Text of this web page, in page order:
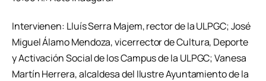
Intervienen: Lluís Serra Majem, rector de la ULPGC; José
Miguel Álamo Mendoza, vicerrector de Cultura, Deporte
y Activación Social de los Campus de la ULPGC; Vanesa
Martín Herrera, alcaldesa del Ilustre Ayuntamiento de la